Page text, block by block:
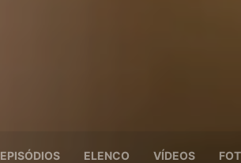
EPISÓDIOS ELENCO VÍDEOS